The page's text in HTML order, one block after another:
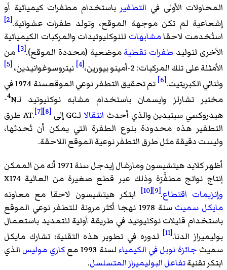
المحاولات الأولى في التطفير باستخدام مطفرات كيميائية أو
إشعاعية لم تكن موجهة الموقع، وتولد طفرات عشوائية.[2]
استُخدمت لاحقامشابهات للنوكليوتيدات والمركبات الكيميائية
الأخرى لتوليد طفرات نقطيةموضعية (محددة الموقع).[3]
من
الأمثلة على تلك المركبات: 2-أمينو بيورين ،[4] نيتروسوغوانيدين،[5]
وثنائي الكبريتيت.
[6]
تم تحقيق التطفر نوعي الموقعسنة 1974 في
مختبرتشارلز وايسمان باستخدام مشابه نوكليوتيد لـ 4
N-
هيدروكسي سيتيدين والذي أحدث انتقالا لـGC إلى AT. [7][8]
طرق
التطفير هذه محدودة بنوع الطفرة التي يمكن أن تُحدثها،
وليست دقيقة مثل طرق التطفر نوعية الموقع اللاحقة.
أظهر كلايد هيتشيسون ومارشال إيدجل سنة 1971 أنه من الممكن
إنتاج نواتج مطفَّرَة وذلك عبر قطع صغيرة من العاثية X174
وإنزيمات اقتطاع.
[9]
[10]
ابتكر هيتشيسون لاحقا مع معاونه
مايكل سميث
سنة 1978 نهجا أكثر مرونة للتطفر نوعي الموقع
باستخدام قليلات نوكليوتيد في طريقة أولية للتمديد باستعمال
بوليميراز الدنا.[11]
لدوره في تطوير هذه التقنية؛ تشارك مايكل
سميث جائزة نوبل في الكيمياء لسنة 1993 مع كاري موليس الذي
ابتكر تقنيةتفاعل البوليميراز المتسلسل.